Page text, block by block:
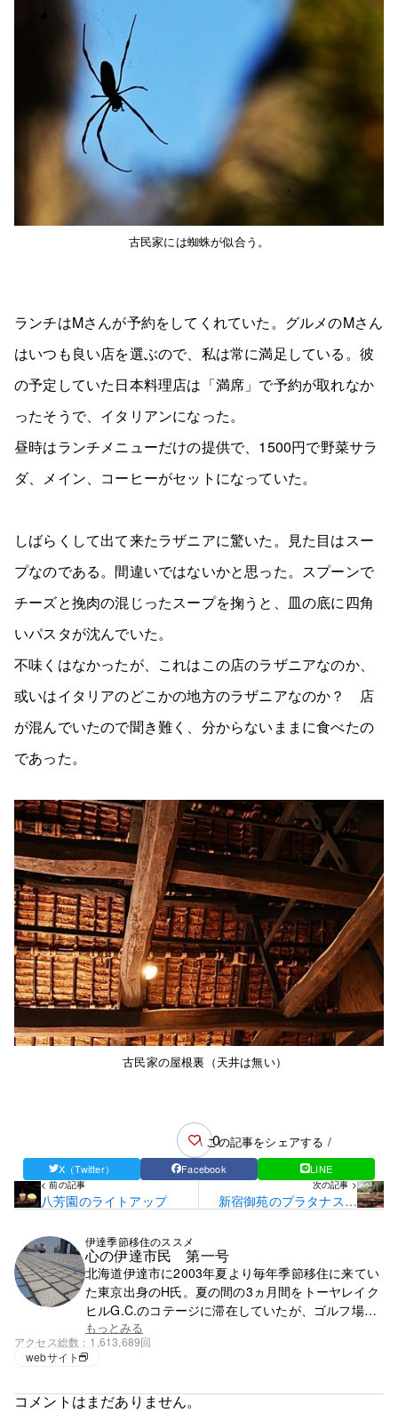
古民家には蜘蛛が似合う。
ランチはMさんが予約をしてくれていた。グルメのMさん
はいつも良い店を選ぶので、私は常に満足している。彼
の予定していた日本料理店は「満席」で予約が取れなか
ったそうで、イタリアンになった。
昼時はランチメニューだけの提供で、1500円で野菜サラ
ダ、メイン、コーヒーがセットになっていた。
しばらくして出て来たラザニアに驚いた。見た目はスー
プなのである。間違いではないかと思った。スプーンで
チーズと挽肉の混じったスープを掬うと、皿の底に四角
いパスタが沈んでいた。
不味くはなかったが、これはこの店のラザニアなのか、
或いはイタリアのどこかの地方のラザニアなのか？ 店
が混んでいたので聞き難く、分からないままに食べたの
であった。
古民家の屋根裏（天井は無い）
0
\ この記事をシェアする /
X（Twitter） Facebook LINE
< 前の記事
八芳園のライトアップ
次の記事 >
新宿御苑のプラタナス並
木
伊達季節移住のススメ
心の伊達市民 第一号
北海道伊達市に2003年夏より毎年季節移住に来てい
た東京出身のH氏。夏の間の3ヵ月間をトーヤレイク
ヒルG.C.のコテージに滞在していたが、ゴルフ場の
閉鎖で滞在先を失う。それ以降は行く先が無く、都
心で徘徊の毎日。
もっとみる
アクセス総数
1,613,689回
webサイト
コメントはまだありません。